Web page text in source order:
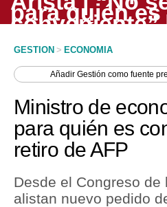
Peru Quiosco
Economía
Mercados
Política
GESTION > ECONOMIA
AñadirGestión como fuente
Ministro de
para quién es
retiro de AFP
Desde el Congreso de
alistan nuevo pedido